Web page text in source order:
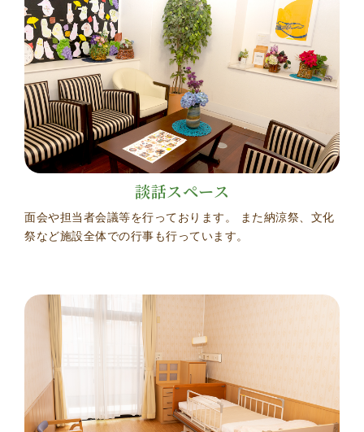
談話スペース
面会や担当者会議等を行っております。 また納涼祭、文化
祭など施設全体での行事も行っています。